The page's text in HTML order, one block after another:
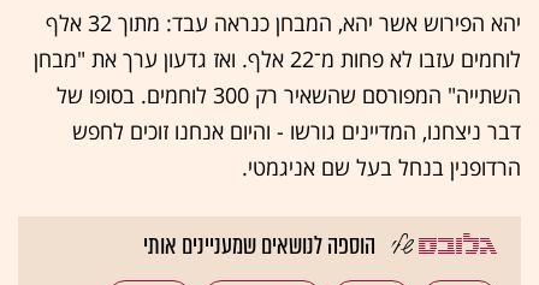
יהא הפירוש אשר יהא, המבחן כנראה עבד: מתוך 32 אלף
לוחמים עזבו לא פחות מ־22 אלף. ואז גדעון ערך את "מבחן
השתייה" המפורסם שהשאיר רק 300 לוחמים. בסופו של
דבר ניצחנו, המדיינים גורשו - והיום אנחנו זוכים לחפש
הרדופנין בנחל בעל שם אניגמטי.
הוספה לנושאים שמעניינים אותי